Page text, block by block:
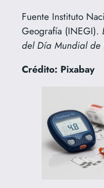
Fuente Instituto
Geografía (INEGI).
del Día Mundial de
Crédito: Pixabay